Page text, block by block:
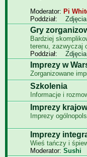
Moderator: Pi
Poddział:
Gry
Bardziej
terenu, zazwyczaj
Poddział:
Imprezy w
Zorganizowane
Szkolenia
Informacje i
Imprezy
Imprezy
Imprezy
Wieś tańczy i
Moderator: Sushi